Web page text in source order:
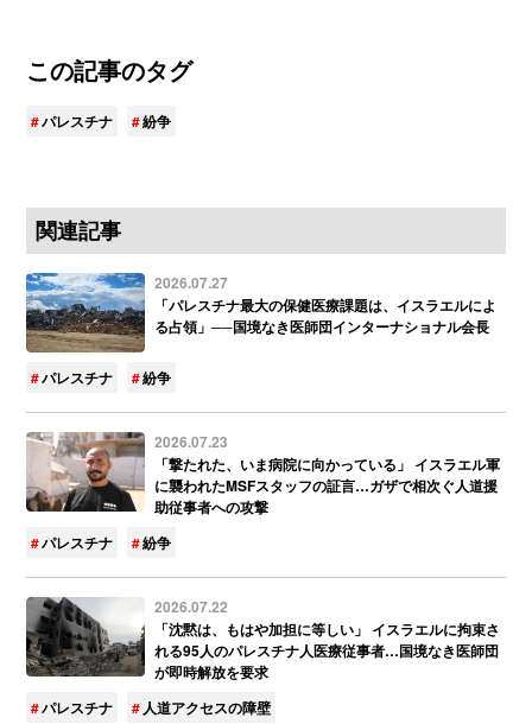
この記事のタグ
パレスチナ 紛争
関連記事
2026.07.27
「パレスチナ最大の保健医療課題は、イスラエルによ
る占領」──国境なき医師団インターナショナル会長
パレスチナ 紛争
2026.07.23
「撃たれた、いま病院に向かっている」 イスラエル軍
に襲われたMSFスタッフの証言…ガザで相次ぐ人道援
助従事者への攻撃
パレスチナ
紛争
2026.07.22
「沈黙は、もはや加担に等しい」 イスラエルに拘束さ
れる95人のパレスチナ人医療従事者…国境なき医師団
が即時解放を要求
パレスチナ
人道アクセスの障壁